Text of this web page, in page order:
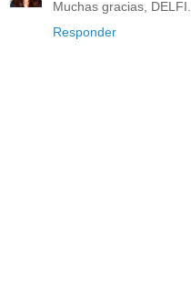
Muchas gracias,
Responder